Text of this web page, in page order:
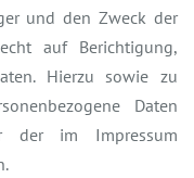
und den Zweck der
auf Berichtigung,
Hierzu sowie zu
Daten
der im Impressum